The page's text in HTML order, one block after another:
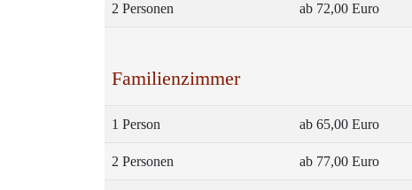
2 Personen ab 72,00 Euro
Familienzimmer
1 Person ab 65,00 Euro
2 Personen ab 77,00 Euro